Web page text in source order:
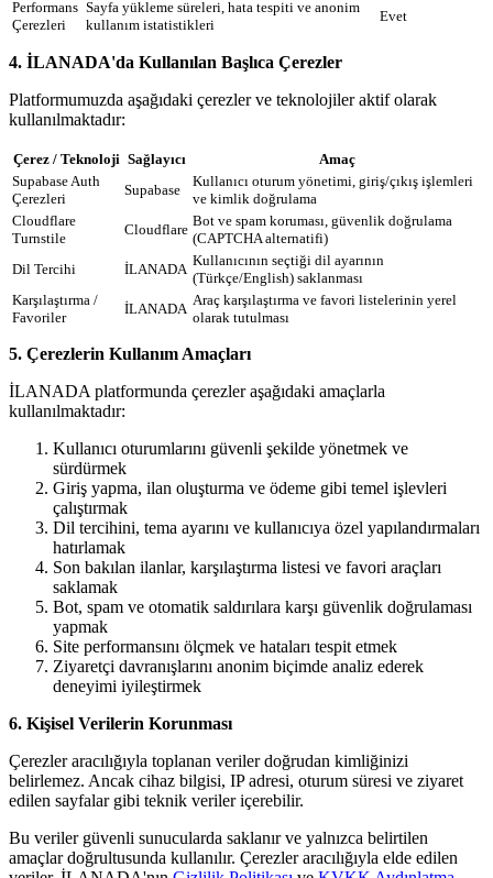
Performans
Çerezleri
Sayfa yükleme süreleri, hata tespiti ve anonim
kullanım istatistikleri
Evet
4. İLANADA'da Kullanılan Başlıca Çerezler
Platformumuzda aşağıdaki çerezler ve teknolojiler aktif olarak
kullanılmaktadır:
Çerez / Teknoloji Sağlayıcı
Amaç
Supabase Auth
Çerezleri
Supabase
Kullanıcı oturum yönetimi, giriş/çıkış işlemleri
ve kimlik doğrulama
Cloudflare
Turnstile
Cloudflare
Bot ve spam koruması, güvenlik doğrulama
(CAPTCHA alternatifi)
Dil Tercihi
İLANADA
Kullanıcının seçtiği dil ayarının
(Türkçe/English) saklanması
Karşılaştırma /
Favoriler
İLANADA
Araç karşılaştırma ve favori listelerinin yerel
olarak tutulması
5. Çerezlerin Kullanım Amaçları
İLANADA platformunda çerezler aşağıdaki amaçlarla
kullanılmaktadır:
Kullanıcı oturumlarını güvenli şekilde yönetmek ve
sürdürmek
Giriş yapma, ilan oluşturma ve ödeme gibi temel işlevleri
çalıştırmak
Dil tercihini, tema ayarını ve kullanıcıya özel yapılandırmaları
hatırlamak
Son bakılan ilanlar, karşılaştırma listesi ve favori araçları
saklamak
Bot, spam ve otomatik saldırılara karşı güvenlik doğrulaması
yapmak
Site performansını ölçmek ve hataları tespit etmek
Ziyaretçi davranışlarını anonim biçimde analiz ederek
deneyimi iyileştirmek
6. Kişisel Verilerin Korunması
Çerezler aracılığıyla toplanan veriler doğrudan kimliğinizi
belirlemez. Ancak cihaz bilgisi, IP adresi, oturum süresi ve ziyaret
edilen sayfalar gibi teknik veriler içerebilir.
Bu veriler güvenli sunucularda saklanır ve yalnızca belirtilen
amaçlar doğrultusunda kullanılır. Çerezler aracılığıyla elde edilen